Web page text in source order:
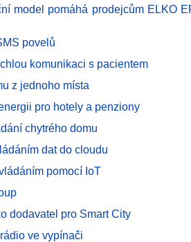
model pomáhá prodejcům ELKO
povelů
komunikaci s pacientem
z jednoho místa
pro hotely a penziony
chytrého domu
dat do cloudu
pomocí IoT
dodavatel pro Smart City
ve vypínači